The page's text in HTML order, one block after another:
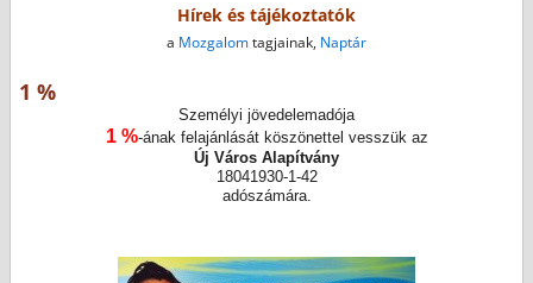
Hírek és tájékoztatók
a Mozgalomtagjainak, Naptár
1 %
Személyi jövedelemadója
1 %-ának felajánlását köszönettel vesszük az
Új Város Alapítvány
18041930-1-42
adószámára.